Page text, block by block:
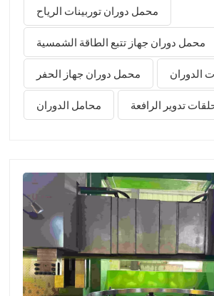
التواجد الدائم في ورشة العمل، مُتابعًا بنفسه
وتؤكد عمليات التفتيش الميدانية المتكررة
مؤسستنا المطلق، من أعلى الهرم الإداري
بمراقبة الجودة بدقة متناهية.بينما قد يسارع
المجال إلى تجميع الهيكل الخارجي وتشغيل
نهجاً مختلفاً تماماً. على مدى الأيام القليلة
محمل دوران توربينات الرياح
محمل دوران جهاز تتبع الطاقة الشمسية
محمل دوران جهاز الحفر الدوران
محامل الدوران تدوير الرافعة